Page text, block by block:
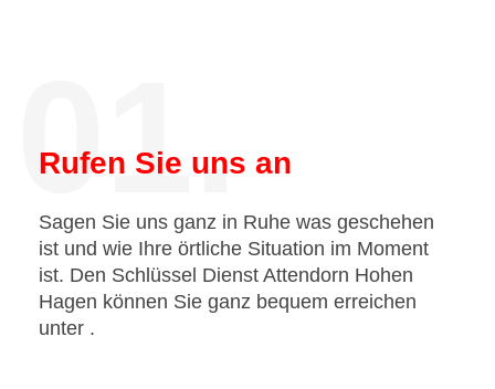
01.
Rufen Sie uns an
Sagen Sie uns ganz in Ruhe was geschehen
ist und wie Ihre örtliche Situation im Moment
ist. Den Schlüssel Dienst Attendorn Hohen
Hagen können Sie ganz bequem erreichen
unter .